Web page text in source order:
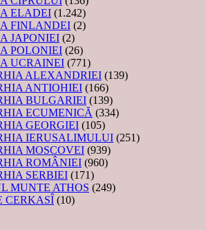
ELADEI (1.242)
FINLANDEI (2)
JAPONIEI (2)
POLONIEI (26)
UCRAINEI (771)
ALEXANDRIEI (139)
ANTIOHIEI (166)
BULGARIEI (139)
ECUMENICĂ (334)
GEORGIEI (105)
IERUSALIMULUI (251)
MOSCOVEI (939)
ROMÂNIEI (960)
SERBIEI (171)
MUNTE ATHOS (249)
CERKASÎ (10)